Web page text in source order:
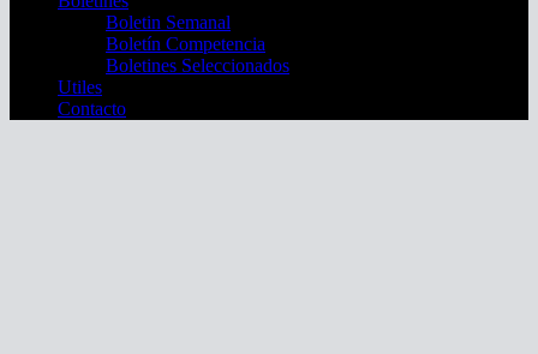
Boletin Semanal
Boletín Competencia
Boletines Seleccionados
Utiles
Contacto